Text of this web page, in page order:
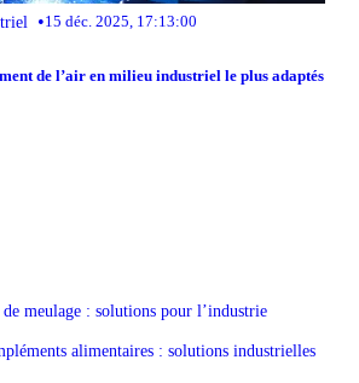
•15 déc. 2025, 17:13:00
de l’air en milieu industriel le plus adaptés
de meulage : solutions pour l’industrie
alimentaires : solutions industrielles